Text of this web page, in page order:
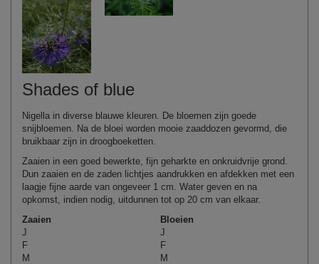
Shades of blue
Nigella in diverse blauwe kleuren. De bloemen zijn goede
snijbloemen. Na de bloei worden mooie zaaddozen gevormd, die
bruikbaar zijn in droogboeketten.
Zaaien in een goed bewerkte, fijn geharkte en onkruidvrije grond.
Dun zaaien en de zaden lichtjes aandrukken en afdekken met een
laagje fijne aarde van ongeveer 1 cm. Water geven en na
opkomst, indien nodig, uitdunnen tot op 20 cm van elkaar.
Zaaien
Bloeien
J
J
F
F
M
M